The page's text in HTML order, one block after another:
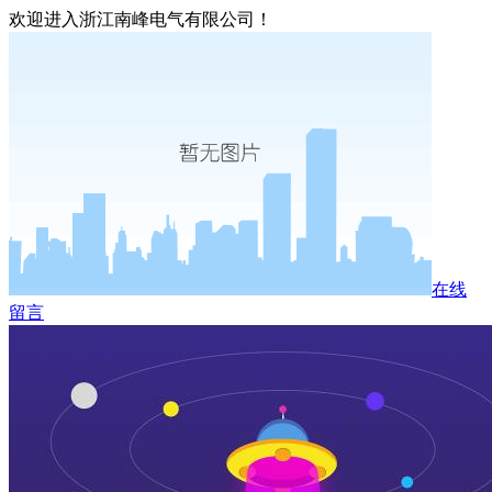
欢迎进入浙江南峰电气有限公司！
在线
留言